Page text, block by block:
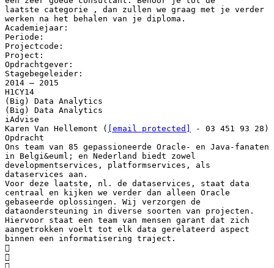
laatste categorie , dan zullen we graag met je verder
werken na het behalen van je diploma.
Academiejaar:
Periode:
Projectcode:
Project:
Opdrachtgever:
Stagebegeleider:
2014 – 2015
H1CY14
(Big) Data Analytics
(Big) Data Analytics
iAdvise
Karen Van Hellemont (
[email protected]
- 03 451 93 28)
Opdracht
Ons team van 85 gepassioneerde Oracle- en Java-fanaten
in Belgi&euml; en Nederland biedt zowel
developmentservices, platformservices, als
dataservices aan.
Voor deze laatste, nl. de dataservices, staat data
centraal en kijken we verder dan alleen Oracle
gebaseerde oplossingen. Wij verzorgen de
dataondersteuning in diverse soorten van projecten.
Hiervoor staat een team van mensen garant dat zich
aangetrokken voelt tot elk data gerelateerd aspect
binnen een informatisering traject.


